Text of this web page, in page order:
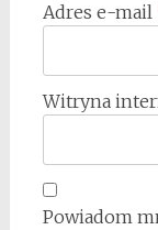
Adres e-mail
Witryna
Powiadom